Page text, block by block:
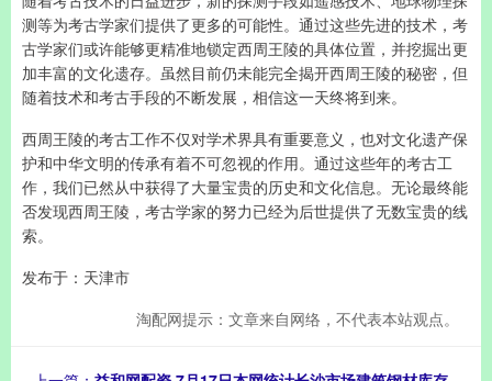
测等为考古学家们提供了更多的可能性。通过这些先进的技术，考
古学家们或许能够更精准地锁定西周王陵的具体位置，并挖掘出更
加丰富的文化遗存。虽然目前仍未能完全揭开西周王陵的秘密，但
随着技术和考古手段的不断发展，相信这一天终将到来。
西周王陵的考古工作不仅对学术界具有重要意义，也对文化遗产保
护和中华文明的传承有着不可忽视的作用。通过这些年的考古工
作，我们已然从中获得了大量宝贵的历史和文化信息。无论最终能
否发现西周王陵，考古学家的努力已经为后世提供了无数宝贵的线
索。
发布于：天津市
淘配网提示：文章来自网络，不代表本站观点。